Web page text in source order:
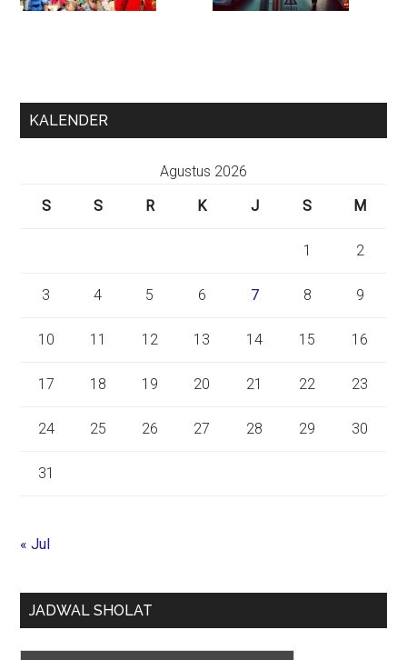
KALENDER
Agustus 2026
S
S R K J S M
1 2
3 4 5 6 7 8 9
10 11 12 13 14 15 16
17 18 19 20 21 22 23
24 25 26 27 28 29 30
31
« Jul
JADWAL SHOLAT